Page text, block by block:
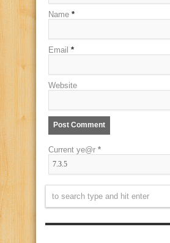
Name *
Email *
Website
Current ye@r *